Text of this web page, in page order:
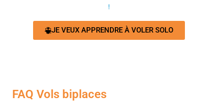
!
JE VEUX APPRENDRE À VOLER SOLO
FAQ Vols biplaces